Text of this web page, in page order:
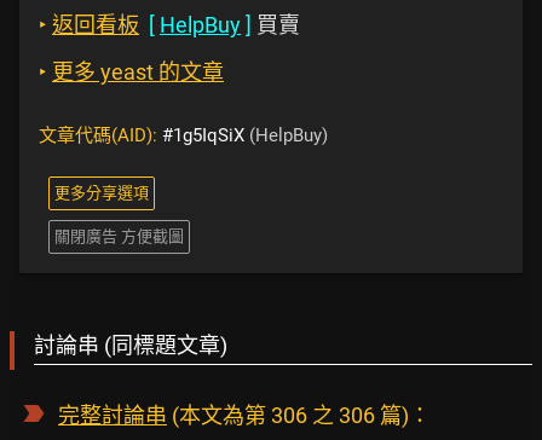
‣ 返回看板 [ HelpBuy] 買賣
‣ 更多 yeast 的文章
文章代碼(AID): #1g5IqSiX (HelpBuy)
更多分享選項
關閉廣告 方便截圖
討論串 (同標題文章)
完整討論串 (本文為第 306 之 306 篇)：